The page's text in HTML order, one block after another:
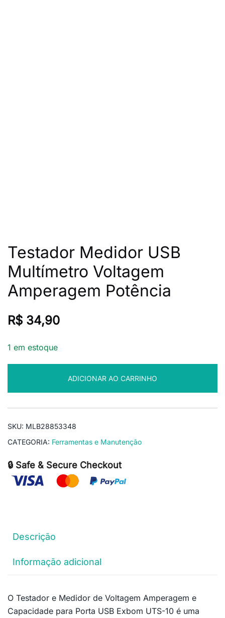
Testador Medidor USB
Multímetro Voltagem
Amperagem Potência
R$ 34,90
1 em estoque
ADICIONAR AO CARRINHO
SKU: MLB28853348
CATEGORIA: Ferramentas e Manutenção
🔒 Safe & Secure Checkout
Descrição
Informação adicional
O Testador e Medidor de Voltagem Amperagem e
Capacidade para Porta USB Exbom UTS-10 é uma